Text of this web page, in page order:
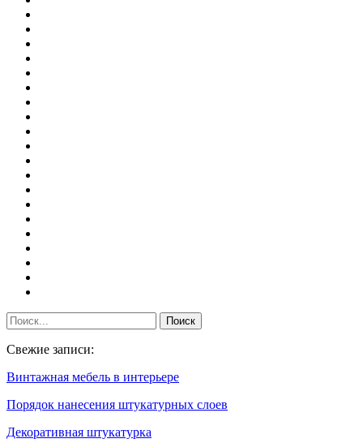
Свежие записи:
Винтажная мебель в интерьере
Порядок нанесения штукатурных слоев
Декоративная штукатурка